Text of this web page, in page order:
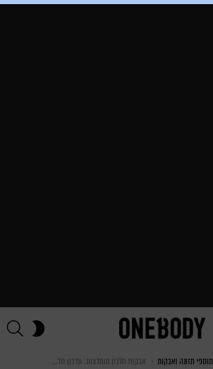
SKIN
תוספי תזונה ואבקות אבקות חלבון מומלצות: עדכון חדש מ-2022